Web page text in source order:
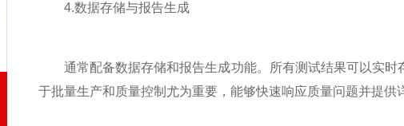
4.数据存储与报告生成
通常配备数据存储和报告生成功能。所有测试结果可以实时
于批量生产和质量控制尤为重要，能够快速响应质量问题并提供